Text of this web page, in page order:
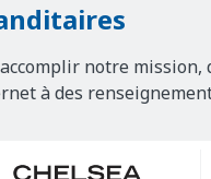
notre
à des